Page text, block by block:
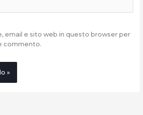
email e sito web in questo browser per
commento.